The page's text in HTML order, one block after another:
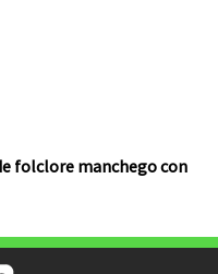
folclore manchego con